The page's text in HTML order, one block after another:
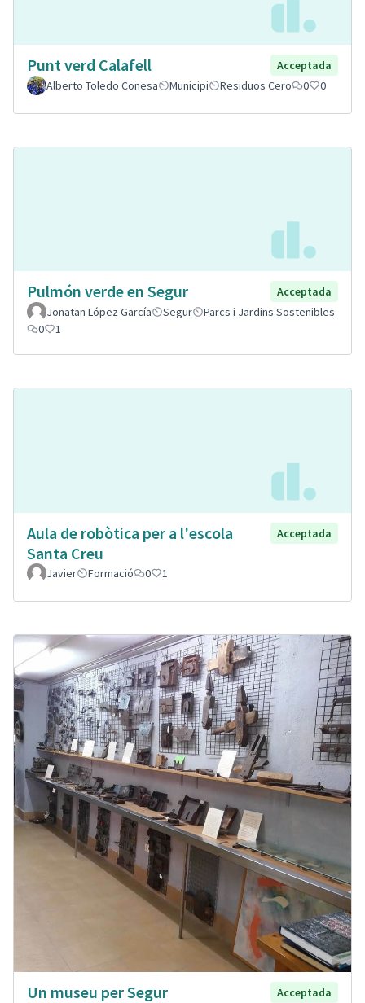
Punt verd Calafell
Acceptada
Alberto Toledo Conesa
Municipi Residuos Cero 0 0
Pulmón verde en Segur
Acceptada
Jonatan López García
Segur
Parcs i Jardins Sostenibles
0
1
Aula de robòtica per a l'escola
Santa Creu
Acceptada
Javier Formació 0 1
Un museu per Segur
Acceptada